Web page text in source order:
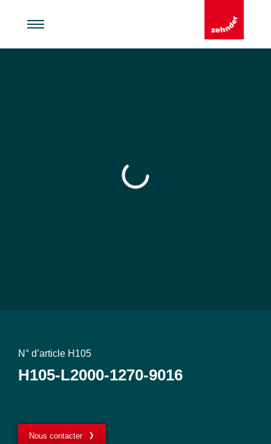
N° d’article H105
H105-L2000-1270-9016
Nous contacter